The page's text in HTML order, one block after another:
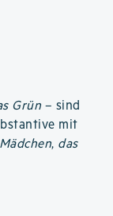
Grün – sind
mit
, das